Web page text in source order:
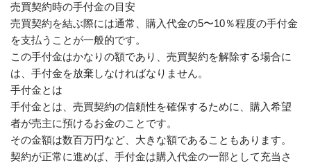
売買契約時の手付金の目安
売買契約を結ぶ際には通常、購入代金の5〜10％程度の手付金
を支払うことが一般的です。
この手付金はかなりの額であり、売買契約を解除する場合に
は、手付金を放棄しなければなりません。
手付金とは
手付金とは、売買契約の信頼性を確保するために、購入希望
者が売主に預けるお金のことです。
その金額は数百万円など、大きな額であることもあります。
契約が正常に進めば、手付金は購入代金の一部として充当さ